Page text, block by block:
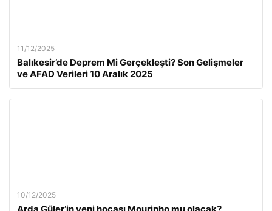
11/12/2025
Balıkesir’de Deprem Mi Gerçekleşti? Son Gelişmeler
ve AFAD Verileri 10 Aralık 2025
10/12/2025